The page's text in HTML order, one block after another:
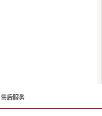
售后服务